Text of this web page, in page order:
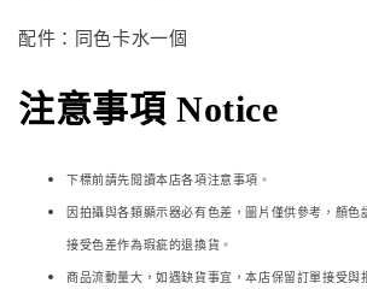
配件：同色卡水一個
注意事項 Notice
下標前請先閱讀本店各項注意事項。
因拍攝與各類顯示器必有色差，圖片僅供參考，顏色
接受色差作為瑕疵的退換貨。
商品流動量大，如遇缺貨事宜，本店保留訂單接受與